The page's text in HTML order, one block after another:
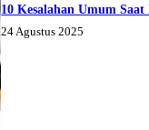
10 Kesalahan Umum
24 Agustus 2025